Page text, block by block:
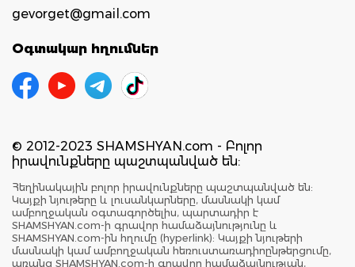
gevorget@gmail.com
Օգտակար հղումներ
© 2012-2023 SHAMSHYAN.com - Բոլոր
իրավունքները պաշտպանված են:
Հեղինակային բոլոր իրավունքները պաշտպանված են:
Կայքի նյութերը և լուսանկարները, մասնակի կամ
ամբողջական օգտագործելիս, պարտադիր է
SHAMSHYAN.com-ի գրավոր համաձայնությունը և
SHAMSHYAN.com-ին հղումը (hyperlink): Կայքի նյութերի
մասնակի կամ ամբողջական հեռուստառադիոընթերցումը,
առանց SHAMSHYAN.com-ի գրավոր համաձայնության,